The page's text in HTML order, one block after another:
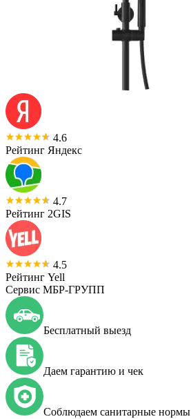
4.6
Рейтинг Яндекс
4.7
Рейтинг 2GIS
4.5
Рейтинг Yell
Сервис МБР-ГРУПП
Бесплатный выезд
Даем гарантию и чек
Соблюдаем санитарные нормы